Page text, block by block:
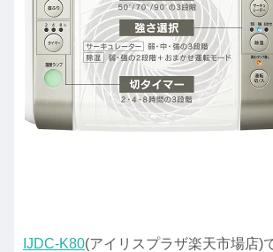
IJDC-K80(アイリスプラザ楽天市場店)